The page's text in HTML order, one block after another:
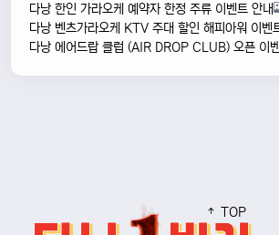
다낭 한인 가라오케 예약자 한정 주류 이벤트 안내
다낭 벤츠가라오케 KTV 주대 할인 해피아워 이벤
다낭 에어드랍 클럽 (AIR DROP CLUB) 오픈 이
TOP